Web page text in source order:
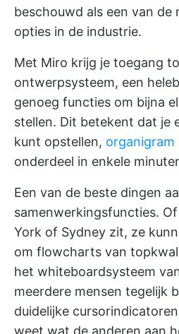
beschouwd als een van
opties in de industrie.
Met Miro krijg je toegang
ontwerpsysteem, een
genoeg functies om bijna
stellen. Dit betekent dat je
kunt opstellen, organigram
onderdeel in enkele
Een van de beste dingen
samenwerkingsfuncties.
York of Sydney zit, ze
om flowcharts van
het whiteboardsysteem
meerdere mensen tegelijk
duidelijke
weet wat de anderen aan